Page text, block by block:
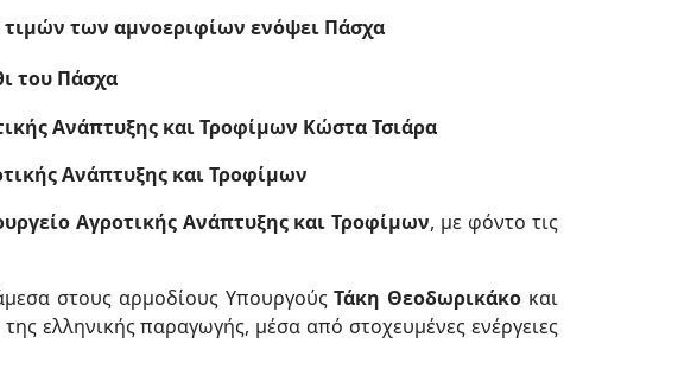
τιμών των αμνοεριφίων ενόψει Πάσχα
του Πάσχα
Ανάπτυξης και Τροφίμων Κώστα Τσιάρα
Ανάπτυξης και Τροφίμων
Αγροτικής Ανάπτυξης και Τροφίμων, με φόντο τις
στους αρμοδίους YπουργούςΤάκη Θεοδωρικάκο και
ελληνικής παραγωγής, μέσα από στοχευμένες ενέργειες